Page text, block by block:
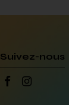
Suivez-nous